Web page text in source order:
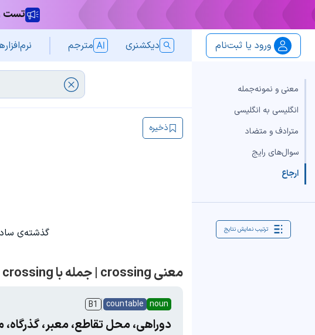
تست
ورود یا ثبت‌نام دیکشنری مترجم
معنی و نمونه‌جمله
انگلیسی به انگلیسی
مترادف و متضاد
سوال‌های رایج
ارجاع
ترتیب نمایش نتایج
ذخیره
گذشته‌ی
معنی crossing | جمله با crossing
noun
countable
B1
دوراهی، محل تقاطع، معبر،